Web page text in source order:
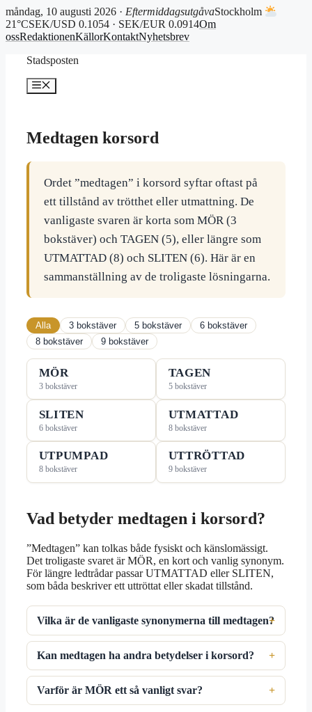
måndag, 10 augusti 2026 · EftermiddagsutgåvaStockholm
21°CSEK/USD 0.1054 · SEK/EUR 0.0914Om
ossRedaktionenKällorKontaktNyhetsbrev
Stadsposten
Meny
Medtagen korsord
Ordet ”medtagen” i korsord syftar oftast på
ett tillstånd av trötthet eller utmattning. De
vanligaste svaren är korta som MÖR (3
bokstäver) och TAGEN (5), eller längre som
UTMATTAD (8) och SLITEN (6). Här är en
sammanställning av de troligaste lösningarna.
Alla 3 bokstäver 5 bokstäver
6 bokstäver
8 bokstäver
9 bokstäver
MÖR
3 bokstäver
TAGEN
5 bokstäver
SLITEN
6 bokstäver
UTMATTAD
8 bokstäver
UTPUMPAD
8 bokstäver
UTTRÖTTAD
9 bokstäver
Vad betyder medtagen i korsord?
”Medtagen” kan tolkas både fysiskt och känslomässigt.
Det troligaste svaret är MÖR, en kort och vanlig synonym.
För längre ledtrådar passar UTMATTAD eller SLITEN,
som båda beskriver ett uttröttat eller skadat tillstånd.
Vilka är de vanligaste synonymerna till medtagen?
Kan medtagen ha andra betydelser i korsord?
Varför är MÖR ett så vanligt svar?